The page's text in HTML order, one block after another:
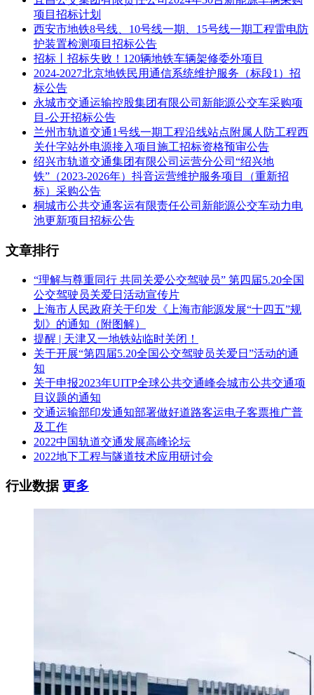
项目招标计划
西安市地铁8号线、10号线一期、15号线一期工程雷电防
护装置检测项目招标公告
招标丨招标失败！120辆地铁车辆架修委外项目
2024-2027北京地铁民用通信系统维护服务（标段1）招
标公告
永城市交通运输控股集团有限公司新能源公交车采购项
目-公开招标公告
兰州市轨道交通1号线一期工程沿线站点附属人防工程西
关什字站外电源接入项目施工招标资格预审公告
绍兴市轨道交通集团有限公司运营分公司“绍兴地
铁”（2023-2026年）抖音运营维护服务项目（重新招
标）采购公告
桐城市公共交通客运有限责任公司新能源公交车动力电
池更新项目招标公告
文章排行
“理解与尊重同行 共同关爱公交驾驶员” 第四届5.20全国
公交驾驶员关爱日活动宣传片
上海市人民政府关于印发《上海市能源发展“十四五”规
划》的通知（附图解）
提醒 | 天津又一地铁站临时关闭！
关于开展“第四届5.20全国公交驾驶员关爱日”活动的通
知
关于申报2023年UITP全球公共交通峰会城市公共交通项
目议题的通知
交通运输部印发通知部署做好道路客运电子客票推广普
及工作
2022中国轨道交通发展高峰论坛
2022地下工程与隧道技术应用研讨会
行业数据更多